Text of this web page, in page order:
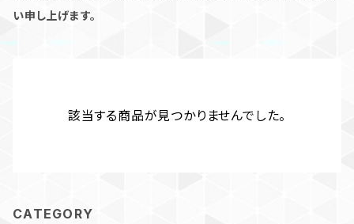
い申し上げます。
該当する商品が見つかりませんでした。
CATEGORY